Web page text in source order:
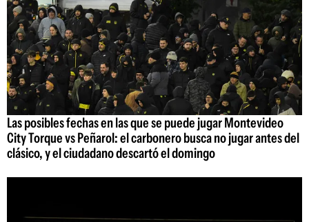
Las posibles fechas en las que se puede jugar Montevideo
City Torque vs Peñarol: el carbonero busca no jugar antes del
clásico, y el ciudadano descartó el domingo